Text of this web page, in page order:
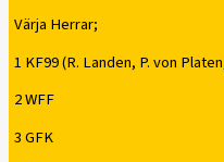
Värja Herrar;
1 KF99 (R. Landen, P. von
2 WFF
3 GFK